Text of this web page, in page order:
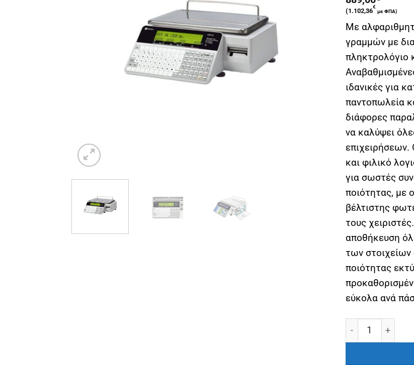
(1.102,36
€
με ΦΠΑ)
Με
γραμμών με
πληκτρολόγιο
ιδανικές για
παντοπωλεία
διάφορες
να καλύψει
και φιλικό
για σωστές
ποιότητας, με
βέλτιστης
τους
αποθήκευση
των
ποιότητας
εύκολα ανά
Ηλεκτρονικός